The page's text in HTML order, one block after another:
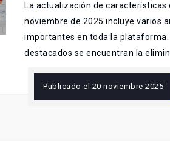
La actualización de características
noviembre de 2025 incluye varios
importantes en toda la
destacados se encuentran la
Publicado el 20 noviembre 2025